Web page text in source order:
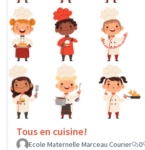
Tous en cuisine!
Ecole Maternelle Marceau Courier
0